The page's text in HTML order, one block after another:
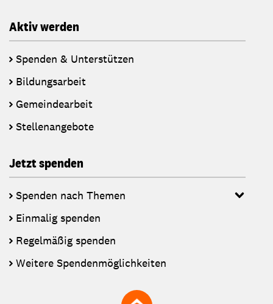
Aktiv werden
Spenden & Unterstützen
Bildungsarbeit
Gemeindearbeit
Stellenangebote
Jetzt spenden
Spenden nach Themen
Einmalig spenden
Regelmäßig spenden
Weitere Spendenmöglichkeiten